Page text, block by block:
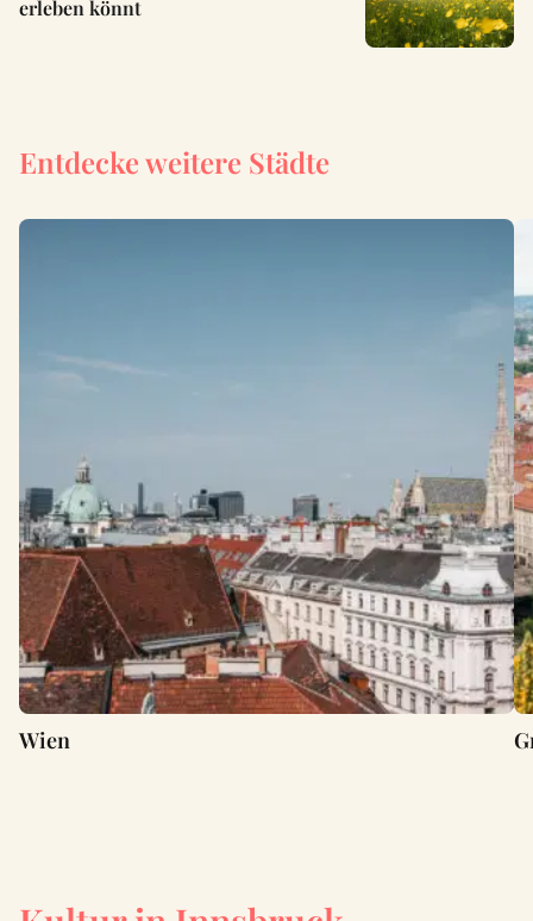
erleben könnt
Entdecke weitere Städte
Wien